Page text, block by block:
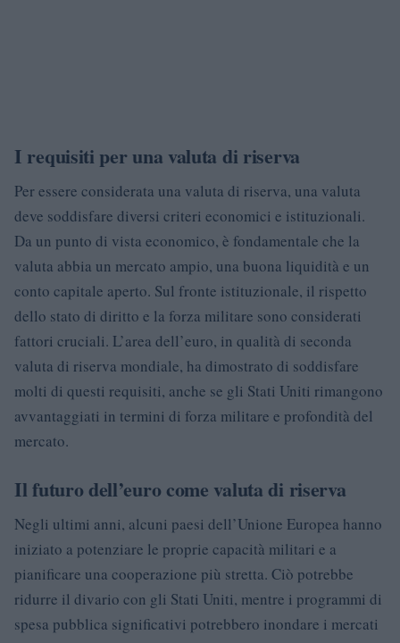
I requisiti per una valuta di riserva
Per essere considerata una valuta di riserva, una valuta
deve soddisfare diversi criteri economici e istituzionali.
Da un punto di vista economico, è fondamentale che la
valuta abbia un mercato ampio, una buona liquidità e un
conto capitale aperto. Sul fronte istituzionale, il rispetto
dello stato di diritto e la forza militare sono considerati
fattori cruciali. L’area dell’euro, in qualità di seconda
valuta di riserva mondiale, ha dimostrato di soddisfare
molti di questi requisiti, anche se gli Stati Uniti rimangono
avvantaggiati in termini di forza militare e profondità del
mercato.
Il futuro dell’euro come valuta di riserva
Negli ultimi anni, alcuni paesi dell’Unione Europea hanno
iniziato a potenziare le proprie capacità militari e a
pianificare una cooperazione più stretta. Ciò potrebbe
ridurre il divario con gli Stati Uniti, mentre i programmi di
spesa pubblica significativi potrebbero inondare i mercati